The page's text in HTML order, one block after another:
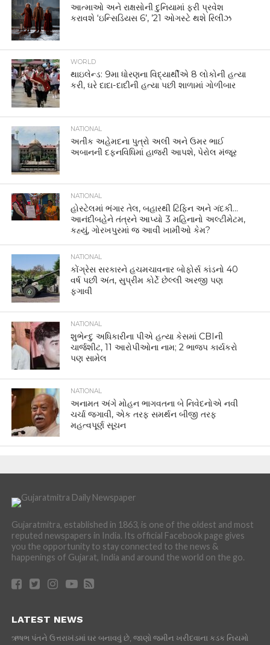
આત્માઓ અને રાક્ષસોની દુનિયામાં ફરી પ્રવેશ
કરાવશે ‘ઇન્સિડિયસ 6’, ’21 ઓગસ્ટે થશે રિલીઝ
WORLD
થાઇલેન્ડ: 9મા ધોરણના વિદ્યાર્થીએ 8 લોકોની હત્યા
કરી, ઘરે દાદા-દાદીની હત્યા પછી શાળામાં ગોળીબાર
NATIONAL
અતીક અહેમદના પુત્રો અલી અને ઉમર ભાઈ
અબાનની દફનવિધિમાં હાજરી આપશે, પેરોલ મંજૂર
NATIONAL
હોસ્ટેલમાં ભંગાર તેલ, બહારથી ટિફિન અને ગંદકી…
આનંદીબહેને તંત્રને આપ્યો 3 મહિનાનો અલ્ટીમેટમ,
કહ્યું, ગોરખપુરમાં જ આવી ખામીઓ કેમ?
NATIONAL
કોંગ્રેસ સરકારને હચમચાવનાર બોફોર્સ કાંડનો 40
વર્ષ પછી અંત, સુપ્રીમ કોર્ટે છેલ્લી અરજી પણ
ફગાવી
NATIONAL
શુભેન્દુ અધિકારીના પીએ હત્યા કેસમાં CBIની
ચાર્જશીટ, 11 આરોપીઓના નામ; 2 ભાજપ કાર્યકરો
પણ સામેલ
NATIONAL
અનામત અંગે મોહન ભાગવતના બે નિવેદનોએ નવી
ચર્ચા જગાવી, એક તરફ સમર્થન બીજી તરફ
મહત્વપૂર્ણ સૂચન
Gujaratmitra, established in 1863, is one of the oldest and most
reputed newspapers in India. Its official Facebook page gives
you the opportunity to stay connected to the news &
happenings of Gujarat, India and around the world on the go.
LATEST NEWS
ઋષભ પંતને ઉત્તરાખંડમાં ઘર બનાવવું છે, જાણો જમીન ખરીદવાના કડક નિયમો